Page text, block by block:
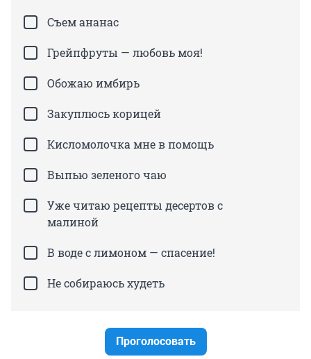
Съем ананас
Грейпфруты — любовь моя!
Обожаю имбирь
Закуплюсь корицей
Кисломолочка мне в помощь
Выпью зеленого чаю
Уже читаю рецепты десертов с
малиной
В воде с лимоном — спасение!
Не собираюсь худеть
Проголосовать